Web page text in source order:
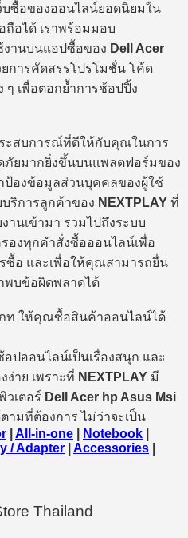
บซื้อของออนไลน์ยอดนิยมใน
ถือได้ เราพร้อมมอบ
านบนแอปซื้อของ Dell Acer
การคัดสรรโปรโมชั่น โค้ด
ๆ เพื่อตอกย้ำการช้อปปิ้ง
ะสบการณ์ที่ดีให้กับคุณในการ
ยมากยิ่งขึ้นบนแพลตฟอร์มของ
ป้องข้อมูลส่วนบุคคลของผู้ใช้
ริการลูกค้าของ NEXTPLAY ที่
านเข้ามา รวมไปถึงระบบ
องทุกคำสั่งซื้อออนไลน์เพื่อ
ซื้อ และเพื่อให้คุณสามารถยื่น
พบข้อผิดพลาดได้
ท ให้คุณซื้อสินค้าออนไลน์ได้
ปออนไลน์เป็นเรื่องสนุก และ
ง่าย เพราะที่ NEXTPLAY มี
วเตอร์ Dell Acer hp Asus Msi
มที่ต้องการ ไม่ว่าจะเป็น
All-in-one Notebook
/ Adapter Accessories
Thailand